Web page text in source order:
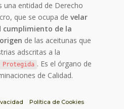
una entidad de Derecho
que se ocupa develar
cumplimiento de la
de las aceitunas que
adscritas a la
. Es el órgano de
de Calidad.
Política de Cookies